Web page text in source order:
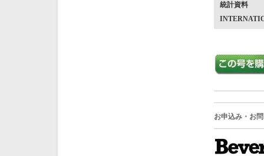
統計資料
お申込み・お